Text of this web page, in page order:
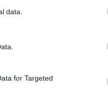
data.
for Targeted
Λούκι Λουκ,
πόδι στο
των
όπου